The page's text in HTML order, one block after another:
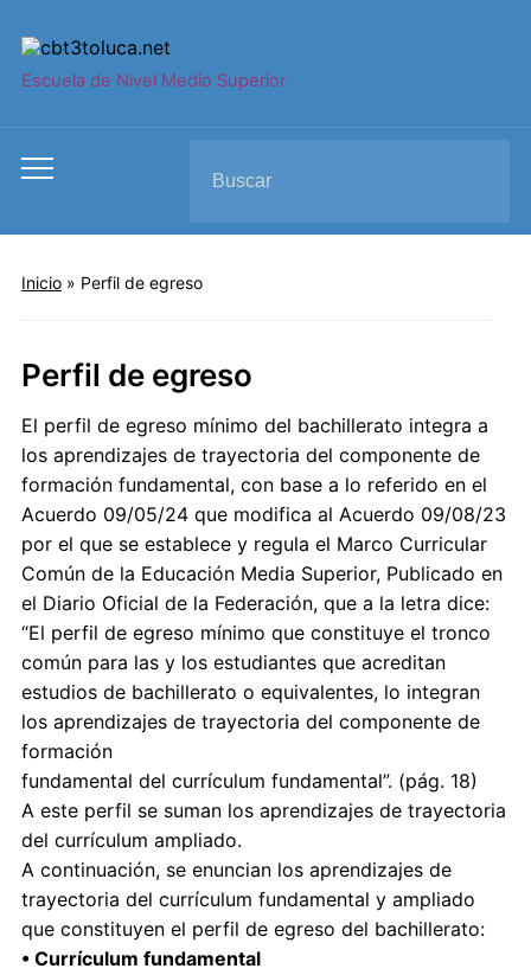
Escuela de Nivel Medio Superior
Toggle
menu
for:
Inicio» Perfil de egreso
Perfil de egreso
El perfil de egreso mínimo del bachillerato integra a
los aprendizajes de trayectoria del componente de
formación fundamental, con base a lo referido en el
Acuerdo 09/05/24 que modifica al Acuerdo 09/08/23
por el que se establece y regula el Marco Curricular
Común de la Educación Media Superior, Publicado en
el Diario Oficial de la Federación, que a la letra dice:
“El perfil de egreso mínimo que constituye el tronco
común para las y los estudiantes que acreditan
estudios de bachillerato o equivalentes, lo integran
los aprendizajes de trayectoria del componente de
formación
fundamental del currículum fundamental”. (pág. 18)
A este perfil se suman los aprendizajes de trayectoria
del currículum ampliado.
A continuación, se enuncian los aprendizajes de
trayectoria del currículum fundamental y ampliado
que constituyen el perfil de egreso del bachillerato:
• Currículum fundamental